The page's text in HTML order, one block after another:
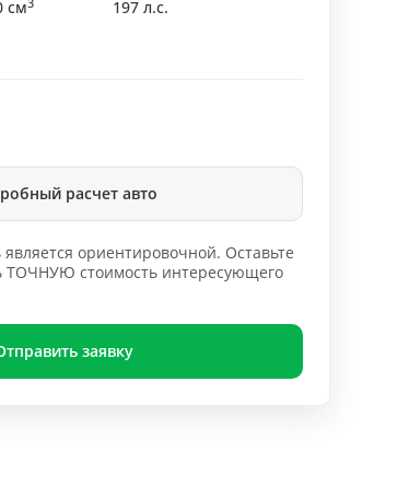
см
197 л.с.
расчет авто
ориентировочной. Оставьте
ТОЧНУЮ стоимость интересующего
заявку